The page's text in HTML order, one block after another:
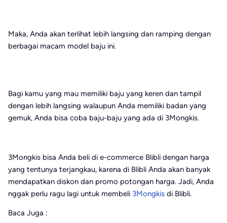
Maka, Anda akan terlihat lebih langsing dan ramping dengan
berbagai macam model baju ini.
Bagi kamu yang mau memiliki baju yang keren dan tampil
dengan lebih langsing walaupun Anda memiliki badan yang
gemuk, Anda bisa coba baju-baju yang ada di 3Mongkis.
3Mongkis bisa Anda beli di e-commerce Blibli dengan harga
yang tentunya terjangkau, karena di Blibli Anda akan banyak
mendapatkan diskon dan promo potongan harga. Jadi, Anda
nggak perlu ragu lagi untuk membeli 3Mongkis di Blibli.
Baca Juga :